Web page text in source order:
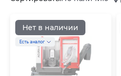
Нет в наличии
Есть аналог